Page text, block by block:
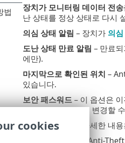
장치가 모니터링 데이터 전
난 상태를 정상 상태로 다시
의심 상태 알림 – 장치가 의
도난 상태 만료 알림 – 만료
에만).
마지막으로 확인된 위치 –
있습니다.
보안 패스워드– 이 옵션은
치 보안 패스워드를 변경할
장치 잠금 해제
– 자세한 내
– Anti-
cookies